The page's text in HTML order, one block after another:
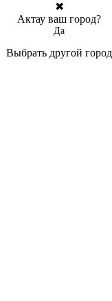
✖
Актау ваш город?
Да
Выбрать другой город